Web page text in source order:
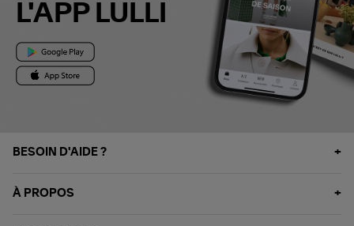
L'APP LULLI
BESOIN D'AIDE ?
À PROPOS